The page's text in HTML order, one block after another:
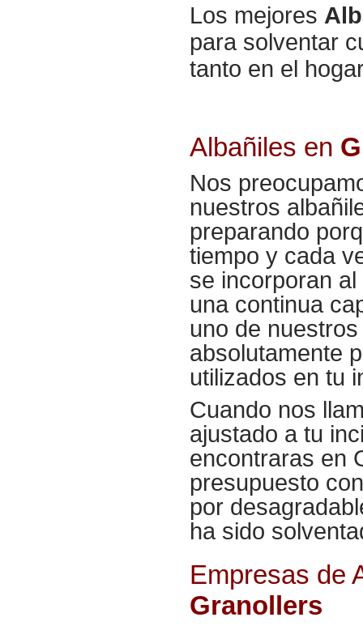
Los mejores
para solventar
tanto en el
Albañiles en
Nos
nuestros
preparando
tiempo y cada
se incorporan
una continua
uno de
absolutamente
utilizados en tu
Cuando nos
ajustado a tu
encontraras en
presupuesto
por
ha sido
Empresas de
Granollers